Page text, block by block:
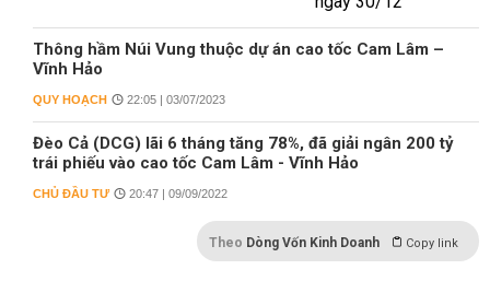
Thông hầm Núi Vung thuộc dự án cao tốc Cam Lâm –
Vĩnh Hảo
QUY HOẠCH 22:05 | 03/07/2023
Đèo Cả (DCG) lãi 6 tháng tăng 78%, đã giải ngân 200 tỷ
trái phiếu vào cao tốc Cam Lâm - Vĩnh Hảo
CHỦ ĐẦU TƯ 20:47 | 09/09/2022
Theo Dòng Vốn Kinh Doanh Copy link